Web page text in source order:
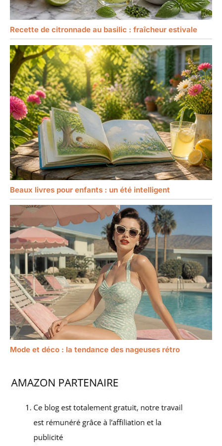
Recette de citronnade au basilic : fraîcheur estivale
Beaux livres pour enfants : un été intelligent
Mode et déco : la tendance des nageuses rétro